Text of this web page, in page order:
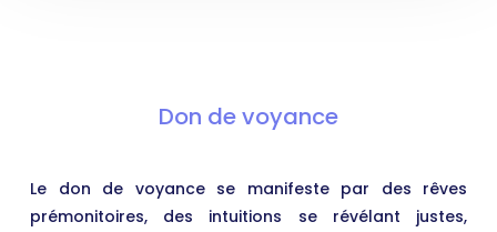
Don de voyance
Le don de voyance se manifeste par des rêves
prémonitoires, des intuitions se révélant justes,